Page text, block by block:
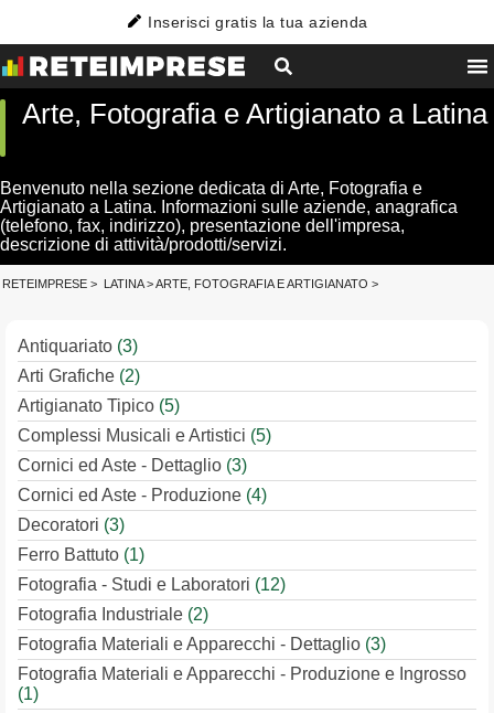
Inserisci gratis la tua azienda
Arte, Fotografia e Artigianato a Latina
Benvenuto nella sezione dedicata di Arte, Fotografia e
Artigianato a Latina. Informazioni sulle aziende, anagrafica
(telefono, fax, indirizzo), presentazione dell'impresa,
descrizione di attività/prodotti/servizi.
RETEIMPRESE > LATINA>ARTE, FOTOGRAFIA E ARTIGIANATO >
Antiquariato (3)
Arti Grafiche (2)
Artigianato Tipico (5)
Complessi Musicali e Artistici (5)
Cornici ed Aste - Dettaglio (3)
Cornici ed Aste - Produzione (4)
Decoratori (3)
Ferro Battuto (1)
Fotografia - Studi e Laboratori (12)
Fotografia Industriale (2)
Fotografia Materiali e Apparecchi - Dettaglio (3)
Fotografia Materiali e Apparecchi - Produzione e Ingrosso
(1)